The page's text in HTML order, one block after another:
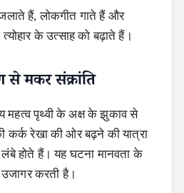
हैं, लोकगीत गाते हैं और
के उत्साह को बढ़ाते हैं।
से मकर संक्रांति
महत्व पृथ्वी के अक्ष के झुकाव से
कर्क रेखा की ओर बढ़ने की यात्रा
होते हैं। यह घटना मानवता के
उजागर करती है।